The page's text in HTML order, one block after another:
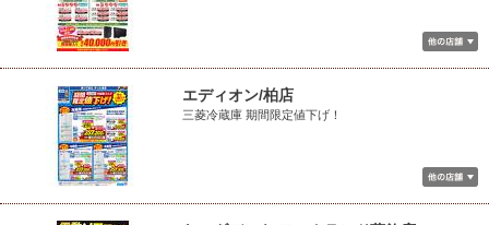
エディオン/柏店
三菱冷蔵庫 期間限定値下げ！